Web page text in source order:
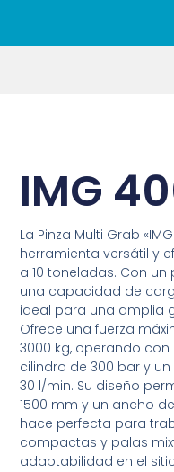
IMG
La Pinza Multi Grab
herramienta versátil y
a 10 toneladas. Con
una capacidad de
ideal para una amplia
Ofrece una fuerza
3000 kg, operando
cilindro de 300 bar y
30 l/min. Su diseño
1500 mm y un ancho
hace perfecta para
compactas y palas
adaptabilidad en el